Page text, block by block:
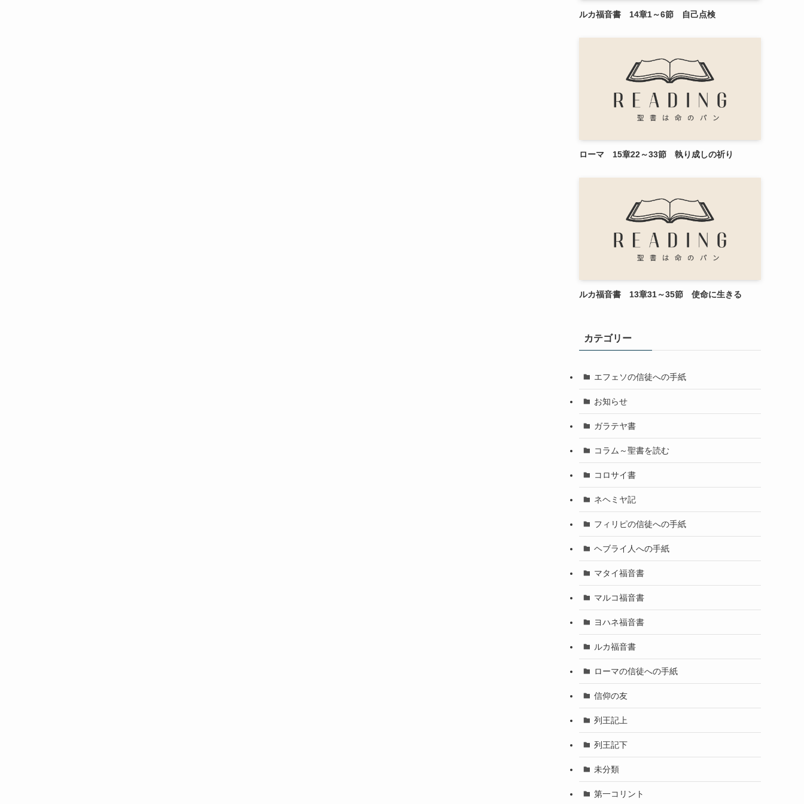
ルカ福音書 14章1～6節 自己点検
ローマ 15章22～33節 執り成しの祈り
ルカ福音書 13章31～35節 使命に生きる
カテゴリー
エフェソの信徒への手紙
お知らせ
ガラテヤ書
コラム～聖書を読む
コロサイ書
ネヘミヤ記
フィリピの信徒への手紙
ヘブライ人への手紙
マタイ福音書
マルコ福音書
ヨハネ福音書
ルカ福音書
ローマの信徒への手紙
信仰の友
列王記上
列王記下
未分類
第一コリント